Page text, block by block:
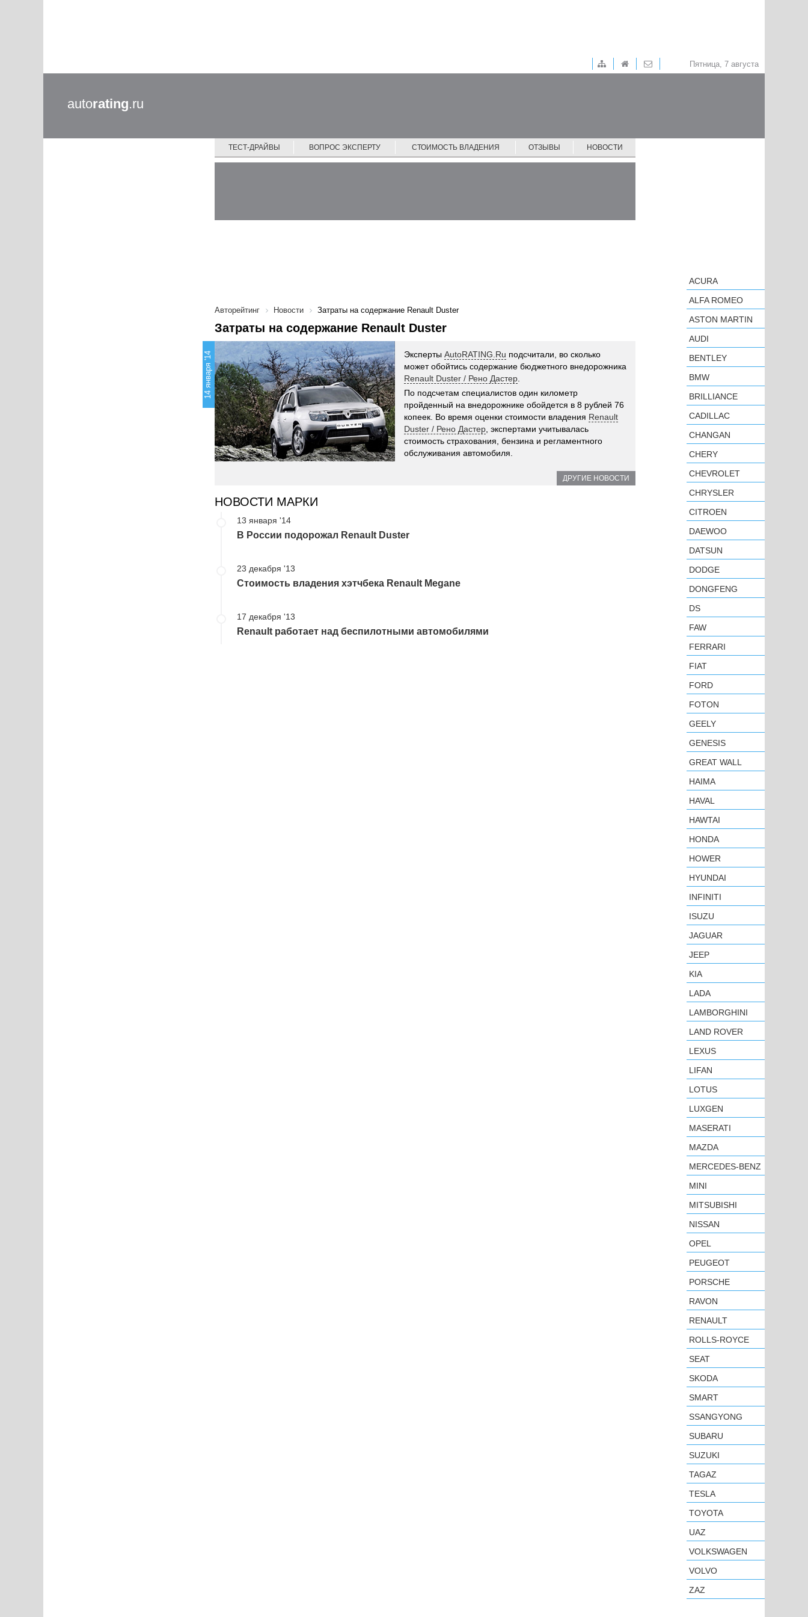
Пятница, 7 августа
autorating.ru
ТЕСТ-ДРАЙВЫ ВОПРОС ЭКСПЕРТУ СТОИМОСТЬ ВЛАДЕНИЯ ОТЗЫВЫ НОВОСТИ
Авторейтинг Новости Затраты на содержание Renault Duster
Затраты на содержание Renault Duster
14 января '14 Эксперты AutoRATING.Ru подсчитали, во сколько
может обойтись содержание бюджетного внедорожника
Renault Duster / Рено Дастер
По подсчетам специалистов один километр
пройденный на внедорожнике обойдется в 8 рублей 76
копеек. Во время оценки стоимости владения Renault
Duster / Рено Дастер , экспертами учитывалась
стоимость страхования, бензина и регламентного
обслуживания автомобиля.
ДРУГИЕ НОВОСТИ
НОВОСТИ МАРКИ
13 января '14
В России подорожал Renault Duster
23 декабря '13
Стоимость владения хэтчбека Renault Megane
17 декабря '13
Renault работает над беспилотными автомобилями
ACURA
ALFA ROMEO
ASTON MARTIN
AUDI
BENTLEY
BMW
BRILLIANCE
CADILLAC
CHANGAN
CHERY
CHEVROLET
CHRYSLER
CITROEN
DAEWOO
DATSUN
DODGE
DONGFENG
DS
FAW
FERRARI
FIAT
FORD
FOTON
GEELY
GENESIS
GREAT WALL
HAIMA
HAVAL
HAWTAI
HONDA
HOWER
HYUNDAI
INFINITI
ISUZU
JAGUAR
JEEP
KIA
LADA
LAMBORGHINI
LAND ROVER
LEXUS
LIFAN
LOTUS
LUXGEN
MASERATI
MAZDA
MERCEDES-BENZ
MINI
MITSUBISHI
NISSAN
OPEL
PEUGEOT
PORSCHE
RAVON
RENAULT
ROLLS-ROYCE
SEAT
SKODA
SMART
SSANGYONG
SUBARU
SUZUKI
TAGAZ
TESLA
TOYOTA
UAZ
VOLKSWAGEN
VOLVO
ZAZ